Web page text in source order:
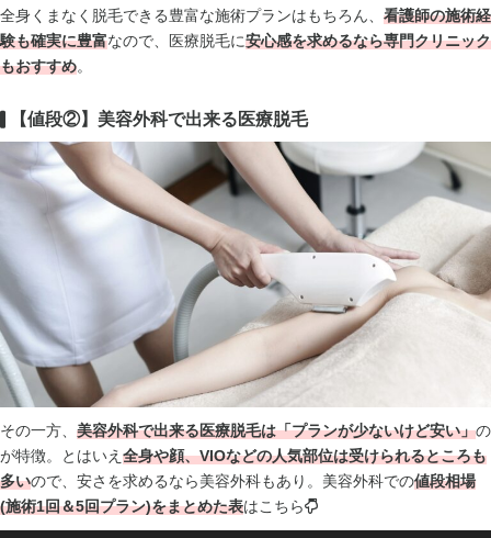
全身くまなく脱毛できる豊富な施術プランはもちろん、 看護師の施術経
験も確実に豊富なので、医療脱毛に安心感を求めるなら専門クリニック
もおすすめ。
【値段②】美容外科で出来る医療脱毛
その一方、 美容外科で出来る医療脱毛は「プランが少ないけど安い」の
が特徴。とはいえ 全身や顔、VIOなどの人気部位は受けられるところも
多いので、安さを求めるなら美容外科もあり。美容外科での値段相場
(施術1回＆5回プラン)をまとめた表はこちら